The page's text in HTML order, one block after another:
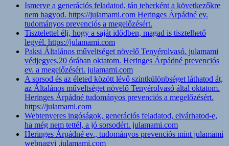
Ismerve a generációs feladatod, tán teherként a következőkre
nem hagyod. https://julamami.com Heringes Árpádné ev.
tudományos prevenciós a megelőzésért.
Tisztelettel élj, hogy a saját idődben, magad is tisztelhető
legyél. https://julamami.com
Paksi Általános műveltséget növelő Tenyérolvasó. julamami
védjegyes,20 órában oktatom. Heringes Árpádné prevenciós
ev. a megelőzésért. julamami.com
A sorsod és az életed között lévő szintkülönbséget láthatod át,
az Általános műveltséget növelő Tenyérolvasó által oktatom.
Heringes Árpádné tudományos prevenciós a megelőzésért.
https://julamami.com
Webtenyeres ingóságok, generációs feladatod, elvárhatod-e,
ha még nem tettél, a jó sorsodért. julamami.com
Heringes Árpádné ev., tudományos prevenciós mint julamami
webnagyi ,julamami.com